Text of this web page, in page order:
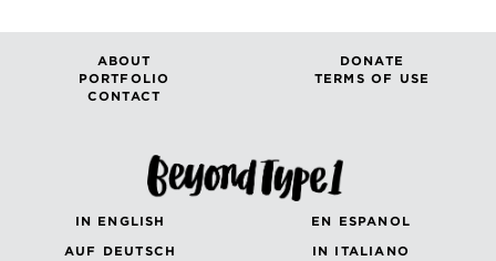
ABOUT
DONATE
PORTFOLIO
TERMS OF USE
CONTACT
IN ENGLISH
EN ESPANOL
AUF DEUTSCH
IN ITALIANO